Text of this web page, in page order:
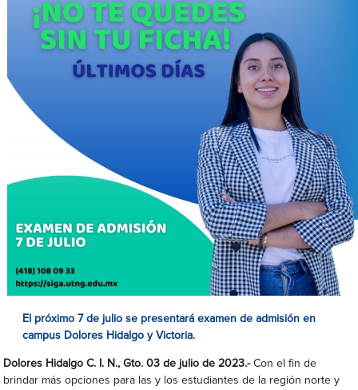
El próximo 7 de julio se presentará examen de admisión en
campus Dolores Hidalgo y Victoria.
Dolores Hidalgo C. I. N., Gto. 03 de julio de 2023.-Con el fin de
brindar más opciones para las y los estudiantes de la región norte y